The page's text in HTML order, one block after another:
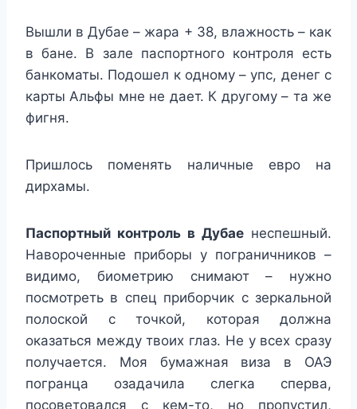
Вышли в Дубае – жара + 38, влажность – как
в бане. В зале паспортного контроля есть
банкоматы. Подошел к одному – упс, денег с
карты Альфы мне не дает. К другому – та же
фигня.
Пришлось поменять наличные евро на
дирхамы.
Паспортный контроль в Дубае неспешный.
Навороченные приборы у пограничников –
видимо, биометрию снимают – нужно
посмотреть в спец приборчик с зеркальной
полоской с точкой, которая должна
оказаться между твоих глаз. Не у всех сразу
получается. Моя бумажная виза в ОАЭ
погранца озадачила слегка сперва,
посоветовался с кем-то, но пропустил,